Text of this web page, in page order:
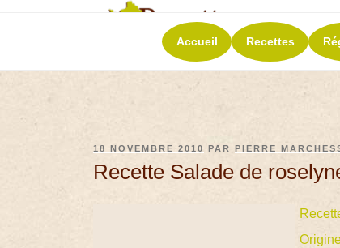
La
Accueil Recettes
18 NOVEMBRE 2010 PARPIERRE
Recette Salade de